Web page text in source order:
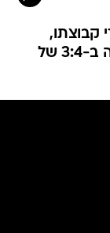
במדי קבוצתו,
ועלה למאזן של שישה בישולים העונה ב-3:4 של